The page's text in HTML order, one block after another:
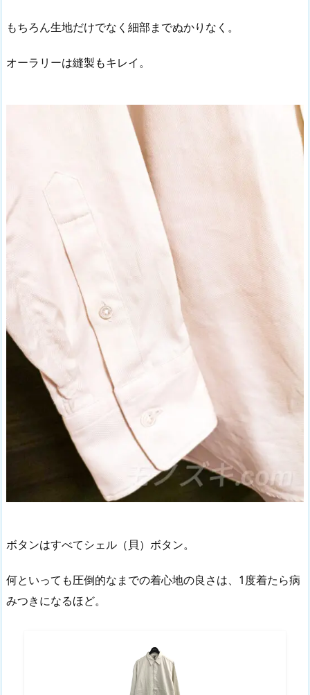
もちろん生地だけでなく細部までぬかりなく。
オーラリーは縫製もキレイ。
ボタンはすべてシェル（貝）ボタン。
何といっても圧倒的なまでの着心地の良さは、1度着たら病
みつきになるほど。